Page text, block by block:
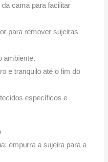
cama para facilitar
para remover sujeiras
ambiente.
e tranquilo até o fim do
específicos e
empurra a sujeira para a